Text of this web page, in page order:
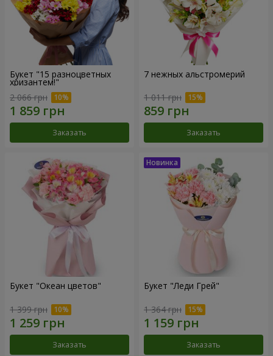
Букет "15 разноцветных
хризантем!"
2 066 грн
Заказать
7 нежных альстромерий
1 011 грн
Заказать
Букет "Океан цветов"
1 399 грн
Заказать
Букет "Леди Грей"
1 364 грн
Заказать